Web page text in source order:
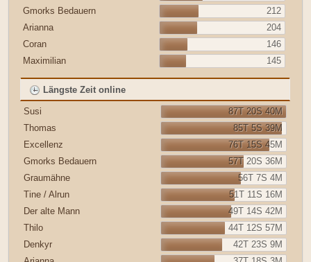
Gmorks Bedauern
212
Arianna
204
Coran
146
Maximilian
145
Längste Zeit online
Susi
87T 20S 40M
Thomas
85T 5S 39M
Excellenz
76T 15S 45M
Gmorks Bedauern
57T 20S 36M
Graumähne
56T 7S 4M
Tine / Alrun
51T 11S 16M
Der alte Mann
49T 14S 42M
Thilo
44T 12S 57M
Denkyr
42T 23S 9M